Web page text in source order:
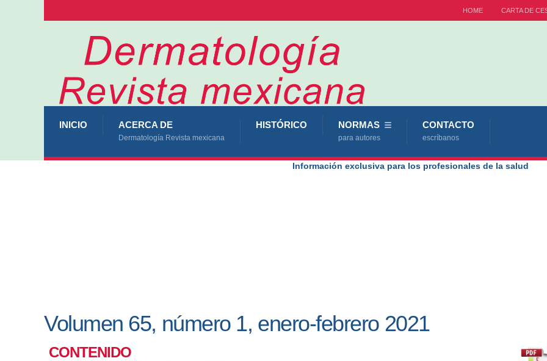
HOME CARTA DE
INICIO ACERCA DE
Dermatología Revista mexicana
HISTÓRICO NORMAS
para autores
CONTACTO
escríbanos
Información exclusiva para los profesionales de la salud
Volumen 65, número 1, enero-febrero 2021
CONTENIDO